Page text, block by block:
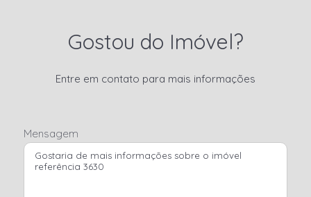
Gostou do Imóvel?
Entre em contato para mais informações
Mensagem